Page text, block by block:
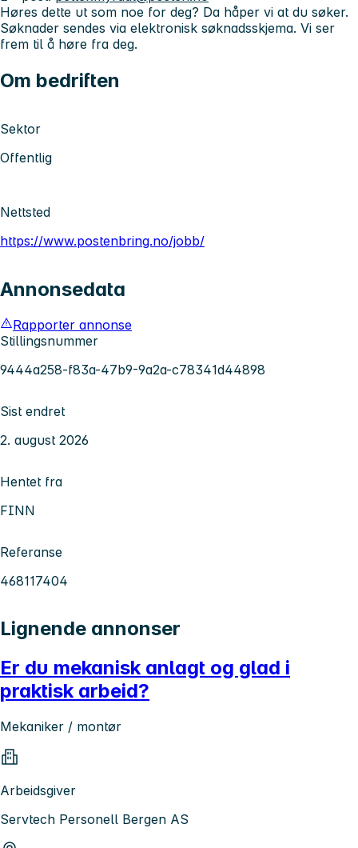
Høres dette ut som noe for deg? Da håper vi at du søker.
Søknader sendes via elektronisk søknadsskjema. Vi ser
frem til å høre fra deg.
Om bedriften
Sektor
Offentlig
Nettsted
https://www.postenbring.no/jobb/
Annonsedata
Rapporter annonse
Stillingsnummer
9444a258-f83a-47b9-9a2a-c78341d44898
Sist endret
2. august 2026
Hentet fra
FINN
Referanse
468117404
Lignende annonser
Er du mekanisk anlagt og glad i
praktisk arbeid?
Mekaniker / montør
Arbeidsgiver
Servtech Personell Bergen AS